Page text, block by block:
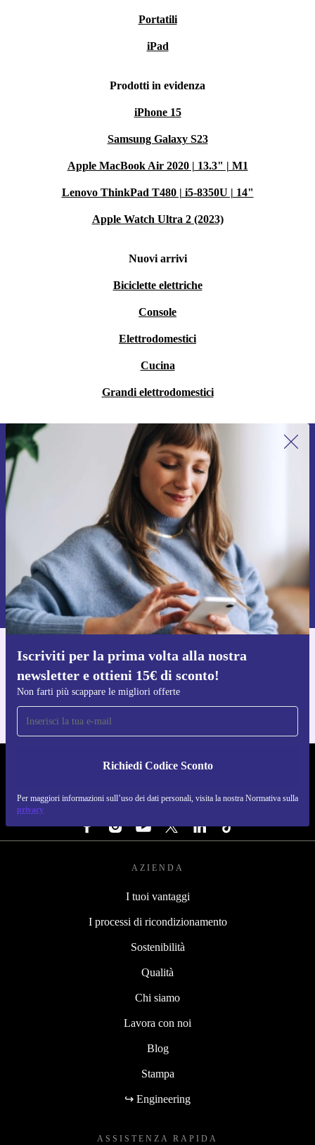
Portatili
iPad
Prodotti in evidenza
iPhone 15
Samsung Galaxy S23
Apple MacBook Air 2020 | 13.3" | M1
Lenovo ThinkPad T480 | i5-8350U | 14"
Apple Watch Ultra 2 (2023)
Nuovi arrivi
Biciclette elettriche
Console
Elettrodomestici
Cucina
Grandi elettrodomestici
Iscriviti per la prima volta alla nostra
newsletter e ottieni 15€ di sconto!
Non farti più scappare le migliori offerte
Richiedi Codice Sconto
Per maggiori informazioni sull’uso dei dati personali, visita la nostra Normativa sulla
privacy
Iscriviti per la prima volta alla nostra
newsletter e ottieni 15€ di sconto!
Non farti più scappare le migliori offerte.
Richiedi codice sconto
Per maggiori informazioni sull’uso dei dati personali, visita la nostra
Normativa sulla privacy
Scarica l'app di refurbed
Per iOS e Android
REFURBED ITALIA - RETHINK NEW.
SEGUICI SU
AZIENDA
I tuoi vantaggi
I processi di ricondizionamento
Sostenibilità
Qualità
Chi siamo
Lavora con noi
Blog
Stampa
↪ Engineering
ASSISTENZA RAPIDA